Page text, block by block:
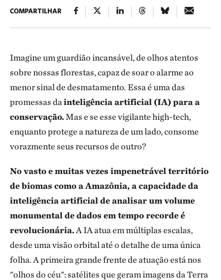
COMPARTILHAR
Imagine um guardião incansável, de olhos atentos
sobre nossas florestas, capaz de soar o alarme ao
menor sinal de desmatamento. Essa é uma das
promessas dainteligência artificial (IA) para a
conservação.Mas e se esse vigilante high-tech,
enquanto protege a natureza de um lado, consome
vorazmente seus recursos de outro?
No vasto e muitas vezes impenetrável território
de biomas como a Amazônia, a capacidade da
inteligência artificial de analisar um volume
monumental de dados em tempo recorde é
revolucionária.A IA atua em múltiplas escalas,
desde uma visão orbital até o detalhe de uma única
folha. A primeira grande frente de atuação está nos
"olhos do céu": satélites que geram imagens da Terra